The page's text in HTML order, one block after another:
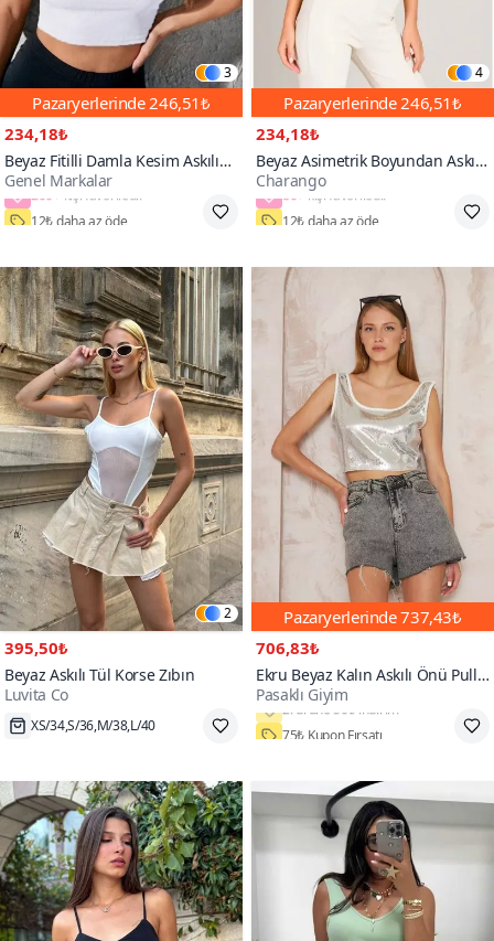
3
Pazaryerlerinde246,51₺
234,18₺
Beyaz Fitilli Damla Kesim Askılı
Bluz
Genel Markalar
200+
12₺ daha az öde
4
Pazaryerlerinde246,51₺
234,18₺
Beyaz Asimetrik Boyundan Askılı
Crop Top
Charango
80+
12₺ daha az öde
2
395,50₺
Beyaz Askılı Tül Korse Zıbın
Luvita Co
XS/34,S/36,M/38,L/40
Pazaryerlerinde737,43₺
706,83₺
Ekru Beyaz Kalın Askılı Önü Pullu
Payet Arkası Penye Salaş Crop
Bluz
Pasaklı Giyim